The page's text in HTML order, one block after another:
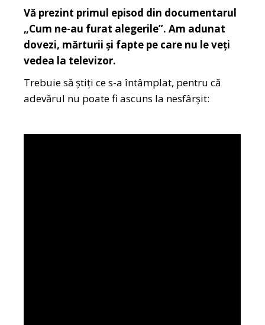
Vă prezint primul episod din documentarul
„Cum ne-au furat alegerile”. Am adunat
dovezi, mărturii și fapte pe care nu le veți
vedea la televizor.
Trebuie să știți ce s-a întâmplat, pentru că
adevărul nu poate fi ascuns la nesfârșit: